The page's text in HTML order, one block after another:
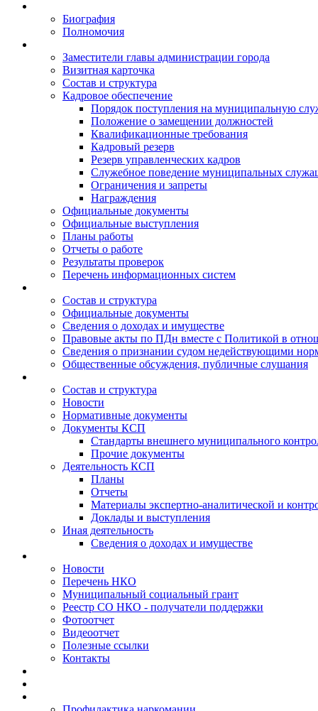
Биография
Полномочия
Заместители главы администрации города
Визитная карточка
Состав и структура
Кадровое обеспечение
Порядок поступления на муниципальную
Положение о замещении должностей
Квалификационные требования
Кадровый резерв
Резерв управленческих кадров
Служебное поведение муниципальных
Ограничения и запреты
Награждения
Официальные документы
Официальные выступления
Планы работы
Отчеты о работе
Результаты проверок
Перечень информационных систем
Состав и структура
Официальные документы
Сведения о доходах и имуществе
Правовые акты по ПДн вместе с Политикой в
Сведения о признании судом недействующими
Общественные обсуждения, публичные слушания
Состав и структура
Новости
Нормативные документы
Документы КСП
Стандарты внешнего муниципального
Прочие документы
Деятельность КСП
Планы
Отчеты
Материалы экспертно-аналитической и
Доклады и выступления
Иная деятельность
Сведения о доходах и имуществе
Новости
Перечень НКО
Муниципальный социальный грант
Реестр СО НКО - получатели поддержки
Фотоотчет
Видеоотчет
Полезные ссылки
Контакты